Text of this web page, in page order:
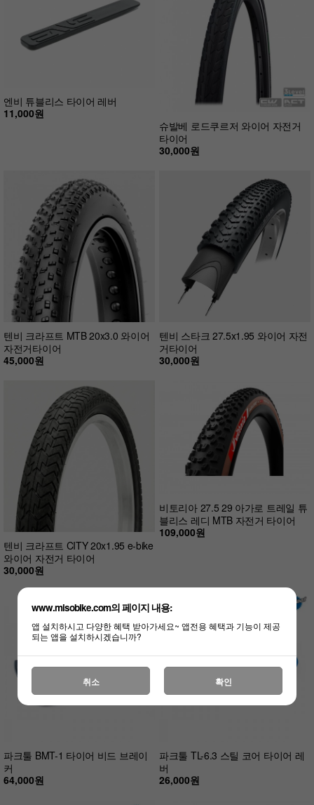
엔비 튜블리스 타이어 레버
11,000원
슈발베 로드쿠르저 와이어 자전거
타이어
30,000원
텐비 크라프트 MTB 20x3.0 와이어
자전거타이어
45,000원
텐비 스타크 27.5x1.95 와이어 자전
거타이어
30,000원
텐비 크라프트 CITY 20x1.95 e-bike
와이어 자전거 타이어
30,000원
비토리아 27.5 29 아가로 트레일 튜
블리스 레디 MTB 자전거 타이어
109,000원
파크툴 BMT-1 타이어 비드 브레이
커
64,000원
파크툴 TL-6.3 스틸 코어 타이어 레
버
26,000원
www.misobike.com의 페이지 내용:
앱 설치하시고 다양한 혜택 받아가세요~ 앱전용 혜택과 기능이 제공
되는 앱을 설치하시겠습니까?
취소 확인